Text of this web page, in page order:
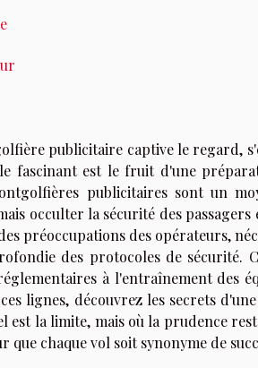
publicitaire captive le regard,
fascinant est le fruit d'une
publicitaires sont un
occulter la sécurité des passagers
préoccupations des opérateurs,
des protocoles de sécurité.
à l'entraînement des
lignes, découvrez les secrets
est la limite, mais où la prudence
chaque vol soit synonyme de